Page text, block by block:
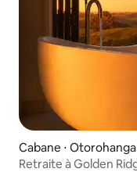
Cabane ⋅ Otorohanga
Retraite à Golden